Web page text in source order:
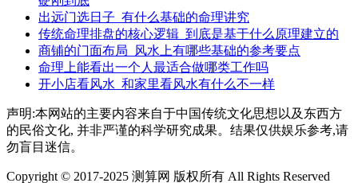
出远门选日子_有什么基础的命理讲究
传统命理排盘的核心逻辑_到底是基于什么原理建立的
商铺的门面布局_风水上有哪些基础的参考要点
命理上能看出一个人最适合做哪类工作吗
开小店看风水_和家里看风水有什么不一样
声明:本网站的主要内容来自于中国传统文化思想以及东西方
的民俗文化, 并非严谨的科学研究成果。结果仅供娱乐参考,请
勿盲目迷信。
Copyright © 2017-2025 测算网 版权所有 All Rights Reserved